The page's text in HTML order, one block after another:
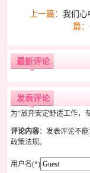
上一篇： 我们心
篇：
最新评论
发表评论
为“放弃安定舒适工作，
评论内容：发表评论不
政策法规。
用户名(*)